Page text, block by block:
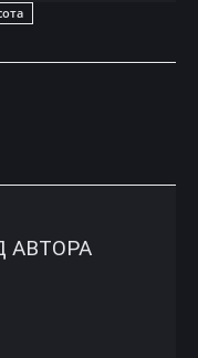
АВТОРА